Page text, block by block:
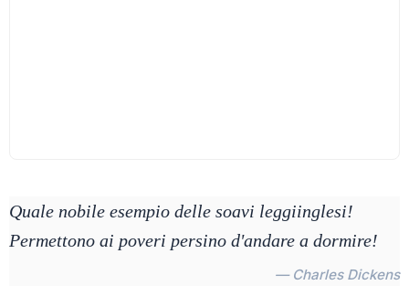
Quale nobile esempio delle soavi leggiinglesi!
Permettono ai poveri persino d'andare a dormire!
— Charles Dickens